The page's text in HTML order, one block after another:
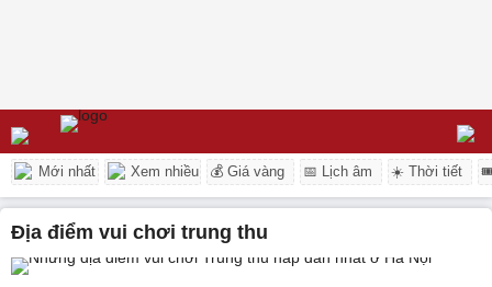
Mới nhất Xem nhiều 💰 Giá vàng 📅 Lịch âm ☀️ Thời tiết
địa điểm vui chơi trung thu